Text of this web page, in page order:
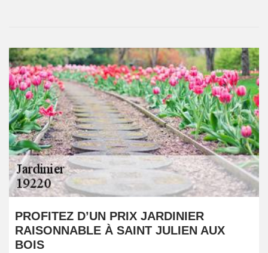
PROFITEZ D’UN PRIX JARDINIER
RAISONNABLE À SAINT JULIEN AUX
BOIS